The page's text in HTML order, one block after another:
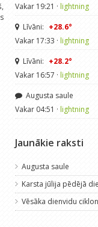
Vakar 19:21 · lightning
Līvāni: +28.6°
Vakar 17:33 · lightning
Līvāni: +28.2°
Vakar 16:57 · lightning
Augusta saule
Vakar 04:51 · lightning
Jaunākie raksti
Augusta saule
Karsta jūlija pēdējā
Vēsāka dienvidu